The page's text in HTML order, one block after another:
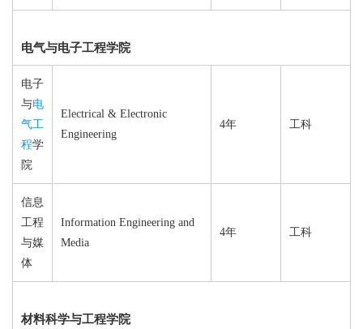
电气与电子工程学院
电子
与电
气工
程学
院
Electrical & Electronic
Engineering
4年 工科
信息
工程
与媒
体
Information Engineering and
Media
4年 工科
材料科学与工程学院